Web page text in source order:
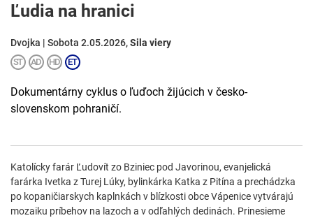
Ľudia na hranici
Dvojka | Sobota 2.05.2026,Sila viery
Dokumentárny cyklus o ľuďoch žijúcich v česko-
slovenskom pohraničí.
Katolícky farár Ľudovít zo Bziniec pod Javorinou, evanjelická
farárka Ivetka z Turej Lúky, bylinkárka Katka z Pitína a prechádzka
po kopaničiarskych kaplnkách v blízkosti obce Vápenice vytvárajú
mozaiku príbehov na lazoch a v odľahlých dedinách. Prinesieme